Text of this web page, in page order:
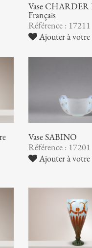
Vase CHARDER
Français
Référence : 17211
Ajouter à votre
Vase SABINO
Référence : 17201
Ajouter à votre